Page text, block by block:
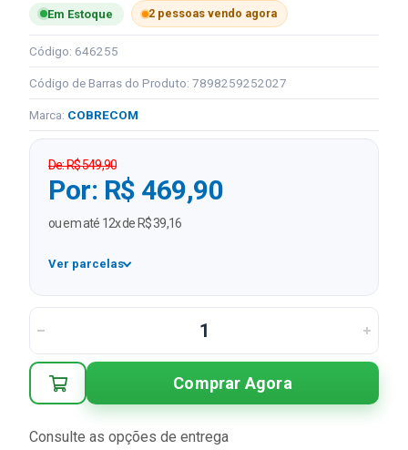
Em Estoque 2 pessoas vendo agora
Código: 646255
Código de Barras do Produto: 7898259252027
Marca: COBRECOM
De: R$ 549,90
Por: R$ 469,90
ou em até 12x de R$ 39,16
Ver parcelas
1x R$ 469,90
3x R$ 156,63 sem juros
4x R$ 117,48 sem juros
5x
Comprar Agora
Consulte as opções de entrega